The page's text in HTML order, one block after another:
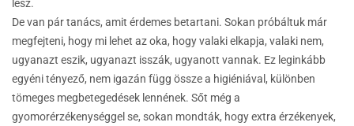
lesz.
De van pár tanács, amit érdemes betartani. Sokan próbáltuk már
megfejteni, hogy mi lehet az oka, hogy valaki elkapja, valaki nem,
ugyanazt eszik, ugyanazt isszák, ugyanott vannak. Ez leginkább
egyéni tényező, nem igazán függ össze a higiéniával, különben
tömeges megbetegedések lennének. Sőt még a
gyomorérzékenységgel se, sokan mondták, hogy extra érzékenyek,